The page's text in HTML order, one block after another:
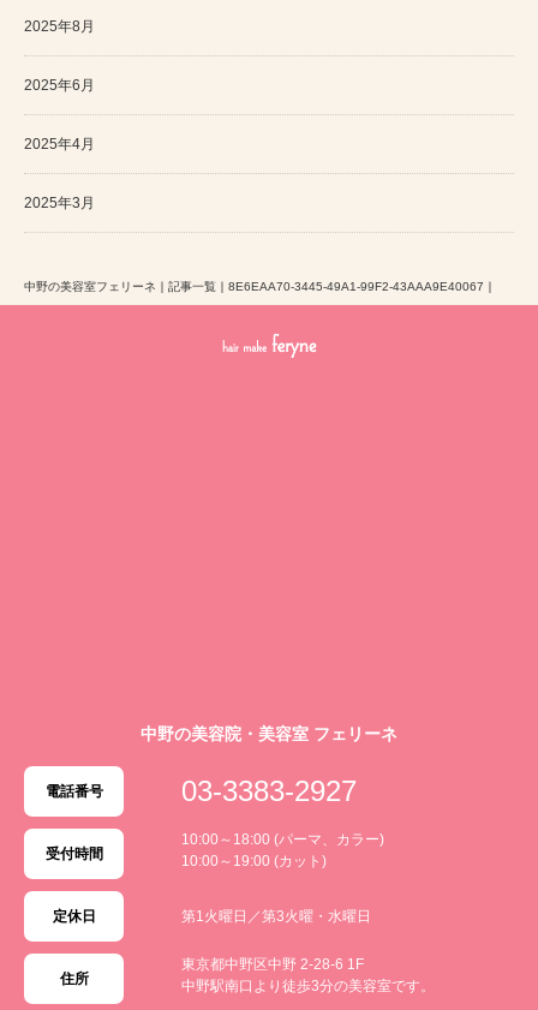
2025年8月
2025年6月
2025年4月
2025年3月
中野の美容室フェリーネ ｜ 記事一覧 ｜ 8E6EAA70-3445-49A1-99F2-43AAA9E40067 ｜
中野の美容院・美容室 フェリーネ
電話番号 03-3383-2927
受付時間
10:00～18:00 (パーマ、カラー)
10:00～19:00 (カット)
定休日 第1火曜日／第3火曜・水曜日
住所
東京都中野区中野 2-28-6 1F
中野駅南口より徒歩3分の美容室です。